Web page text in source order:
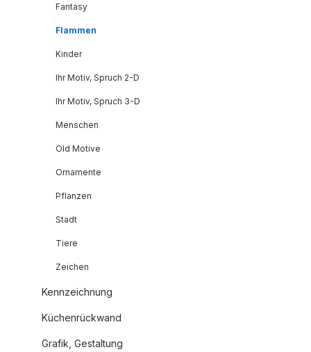
Fantasy
Flammen
Kinder
Ihr Motiv, Spruch 2-D
Ihr Motiv, Spruch 3-D
Menschen
Old Motive
Ornamente
Pflanzen
Stadt
Tiere
Zeichen
Kennzeichnung
Küchenrückwand
Grafik, Gestaltung